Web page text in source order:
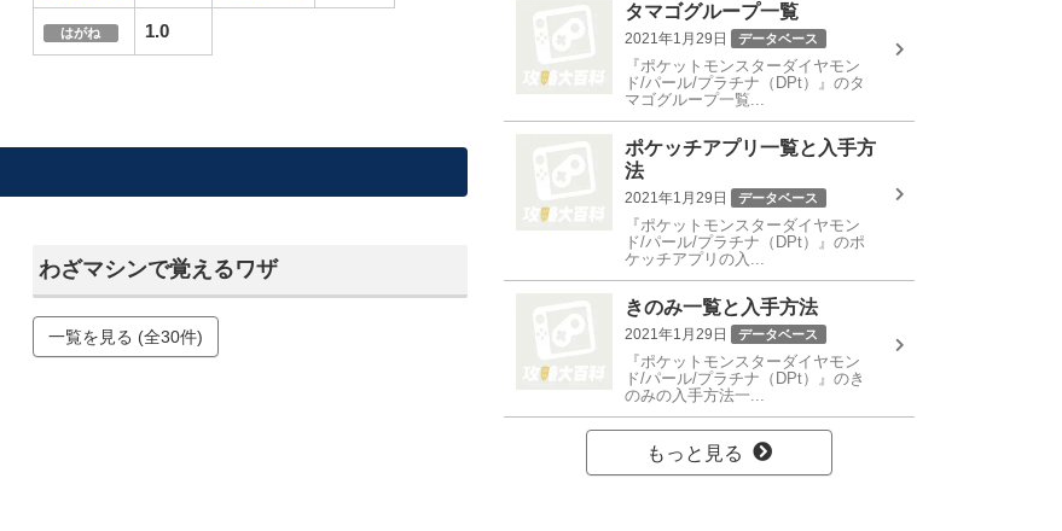
はがね 1.0
わざマシンで覚えるワザ
一覧を見る (全30件)
タマゴグループ一覧
2021年1月29日 データベース
『ポケットモンスターダイヤモン
ド/パール/プラチナ（DPt）』のタ
マゴグループ一覧...
ポケッチアプリ一覧と入手方
法
2021年1月29日 データベース
『ポケットモンスターダイヤモン
ド/パール/プラチナ（DPt）』のポ
ケッチアプリの入...
きのみ一覧と入手方法
2021年1月29日 データベース
『ポケットモンスターダイヤモン
ド/パール/プラチナ（DPt）』のき
のみの入手方法一...
もっと見る